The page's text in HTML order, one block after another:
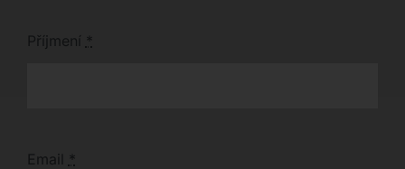
Příjmení *
Email *